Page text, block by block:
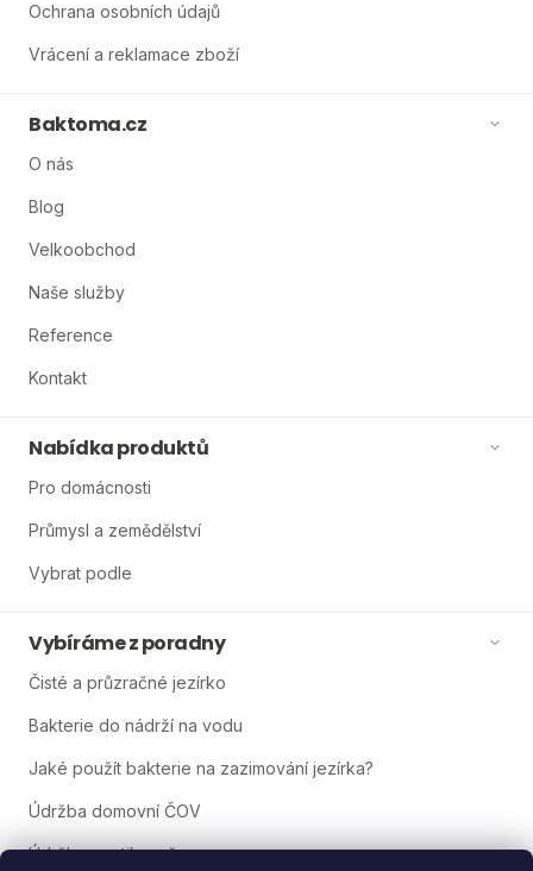
Ochrana osobních údajů
Vrácení a reklamace zboží
Baktoma.cz
O nás
Blog
Velkoobchod
Naše služby
Reference
Kontakt
Nabídka produktů
Pro domácnosti
Průmysl a zemědělství
Vybrat podle
Vybíráme z poradny
Čisté a průzračné jezírko
Bakterie do nádrží na vodu
Jaké použít bakterie na zazimování jezírka?
Údržba domovní ČOV
Údržba septiku a žumpy